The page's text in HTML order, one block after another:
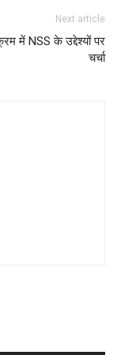
Next article
में NSS के उद्देश्यों पर
चर्चा